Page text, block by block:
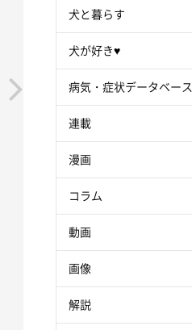
犬と暮らす
犬が好き♥
病気・症状データベース
連載
漫画
コラム
動画
画像
解説